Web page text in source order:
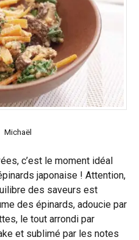
Michaël
c’est le moment idéal
japonaise ! Attention,
des saveurs est
des épinards, adoucie par
le tout arrondi par
et sublimé par les notes